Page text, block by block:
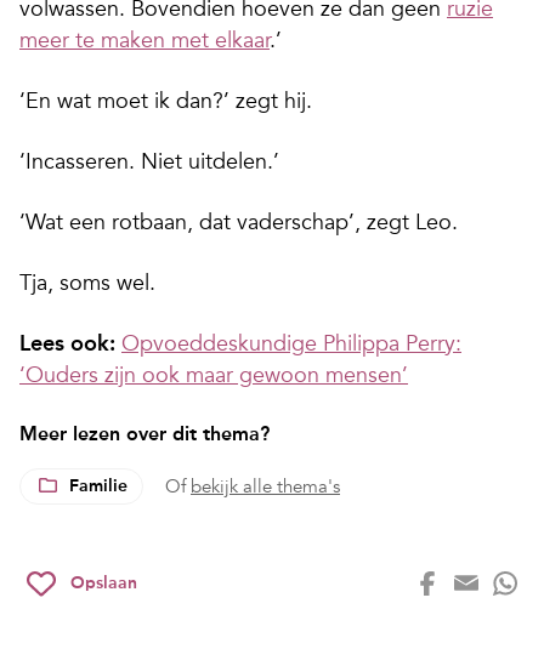
volwassen. Bovendien hoeven ze dan geen ruzie
meer te maken met elkaar.’
‘En wat moet ik dan?’ zegt hij.
‘Incasseren. Niet uitdelen.’
‘Wat een rotbaan, dat vaderschap’, zegt Leo.
Tja, soms wel.
Lees ook: Opvoeddeskundige Philippa Perry:
‘Ouders zijn ook maar gewoon mensen’
Meer lezen over dit thema?
Familie Of bekijk alle thema's
Opslaan